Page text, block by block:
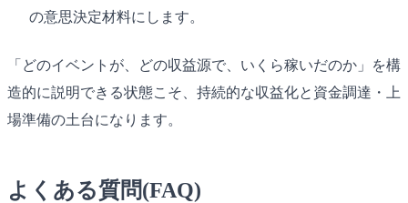
の意思決定材料にします。
「どのイベントが、どの収益源で、いくら稼いだのか」を構
造的に説明できる状態こそ、持続的な収益化と資金調達・上
場準備の土台になります。
よくある質問(FAQ)